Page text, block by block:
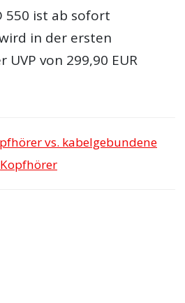
550 ist ab sofort
in der ersten
von 299,90 EUR
vs. kabelgebundene
Kopfhörer